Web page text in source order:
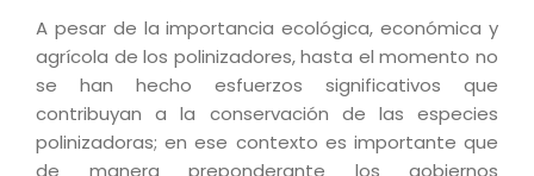
A pesar de la importancia ecológica, económica y
agrícola de los polinizadores, hasta el momento no
se han hecho esfuerzos significativos que
contribuyan a la conservación de las especies
polinizadoras; en ese contexto es importante que
de manera preponderante los gobiernos